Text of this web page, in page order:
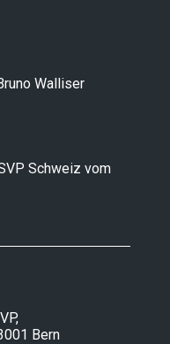
Walliser
Schweiz vom
Bern